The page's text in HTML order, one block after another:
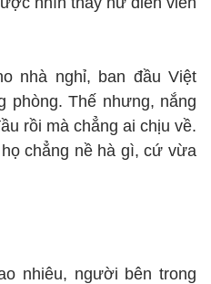
nhà nghỉ, ban đầu Việt
phòng. Thế nhưng, nắng
rồi mà chẳng ai chịu về.
chẳng nề hà gì, cứ vừa
nhiêu, người bên trong